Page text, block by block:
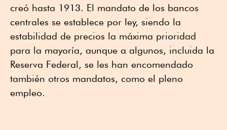
creó hasta 1913. El mandato de los bancos
centrales se establece por ley, siendo la
estabilidad de precios la máxima prioridad
para la mayoría, aunque a algunos, incluida la
Reserva Federal, se les han encomendado
también otros mandatos, como el pleno
empleo.